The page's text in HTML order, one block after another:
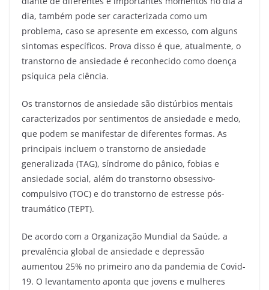
dia, também pode ser caracterizada como um
problema, caso se apresente em excesso, com alguns
sintomas específicos. Prova disso é que, atualmente, o
transtorno de ansiedade é reconhecido como doença
psíquica pela ciência.
Os transtornos de ansiedade são distúrbios mentais
caracterizados por sentimentos de ansiedade e medo,
que podem se manifestar de diferentes formas. As
principais incluem o transtorno de ansiedade
generalizada (TAG), síndrome do pânico, fobias e
ansiedade social, além do transtorno obsessivo-
compulsivo (TOC) e do transtorno de estresse pós-
traumático (TEPT).
De acordo com a Organização Mundial da Saúde, a
prevalência global de ansiedade e depressão
aumentou 25% no primeiro ano da pandemia de Covid-
19. O levantamento aponta que jovens e mulheres